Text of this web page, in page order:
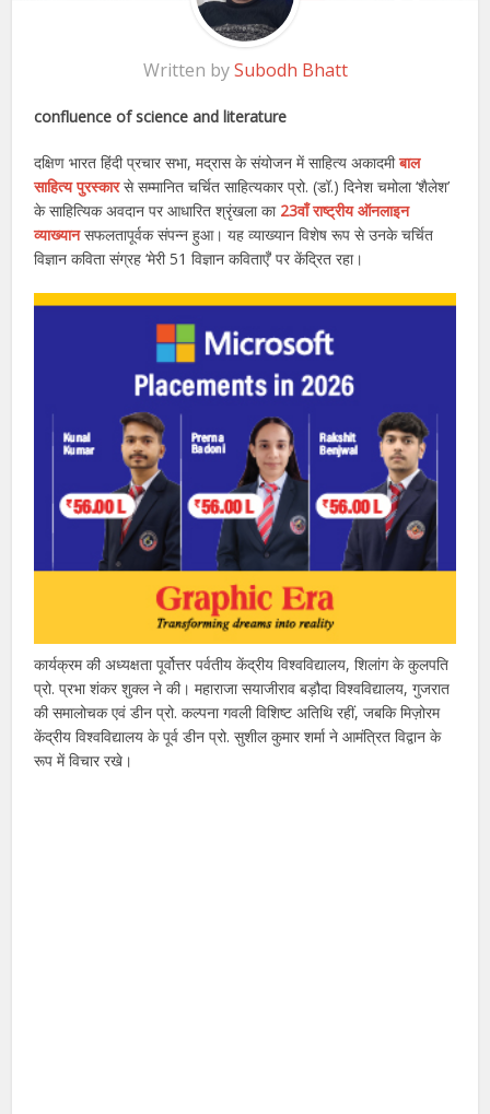
Written bySubodh Bhatt
confluence of science and literature
दक्षिण भारत हिंदी प्रचार सभा, मद्रास के संयोजन में साहित्य अकादमीबाल
साहित्य पुरस्कारसे सम्मानित चर्चित साहित्यकार प्रो. (डॉ.) दिनेश चमोला ‘शैलेश’
के साहित्यिक अवदान पर आधारित श्रृंखला का 23वाँ राष्ट्रीय ऑनलाइन
व्याख्यानसफलतापूर्वक संपन्न हुआ। यह व्याख्यान विशेष रूप से उनके चर्चित
विज्ञान कविता संग्रह ‘मेरी 51 विज्ञान कविताएँ’ पर केंद्रित रहा।
कार्यक्रम की अध्यक्षता पूर्वोत्तर पर्वतीय केंद्रीय विश्वविद्यालय, शिलांग के कुलपति
प्रो. प्रभा शंकर शुक्ल ने की। महाराजा सयाजीराव बड़ौदा विश्वविद्यालय, गुजरात
की समालोचक एवं डीन प्रो. कल्पना गवली विशिष्ट अतिथि रहीं, जबकि मिज़ोरम
केंद्रीय विश्वविद्यालय के पूर्व डीन प्रो. सुशील कुमार शर्मा ने आमंत्रित विद्वान के
रूप में विचार रखे।